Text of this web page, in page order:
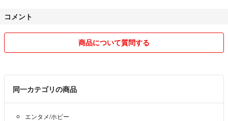
コメント
商品について質問する
同一カテゴリの商品
エンタメ/ホビー